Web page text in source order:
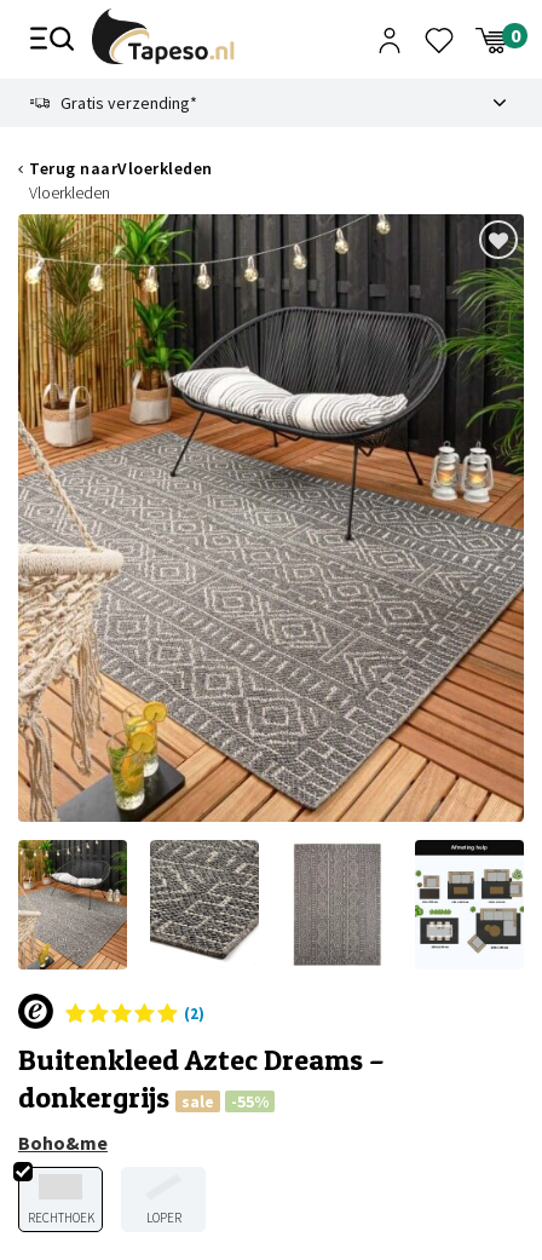
Gratis verzending*
Terug naarVloerkleden
Vloerkleden
(2)
Buitenkleed Aztec Dreams –
donkergrijs
sale -55%
Boho&me
RECHTHOEK LOPER